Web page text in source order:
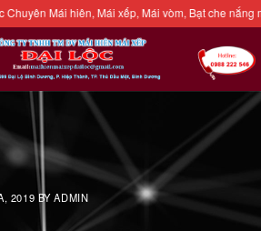
Mái hiên, Mái xếp, Mái vòm, Bạt che nắng mưa,
2019 BYADMIN